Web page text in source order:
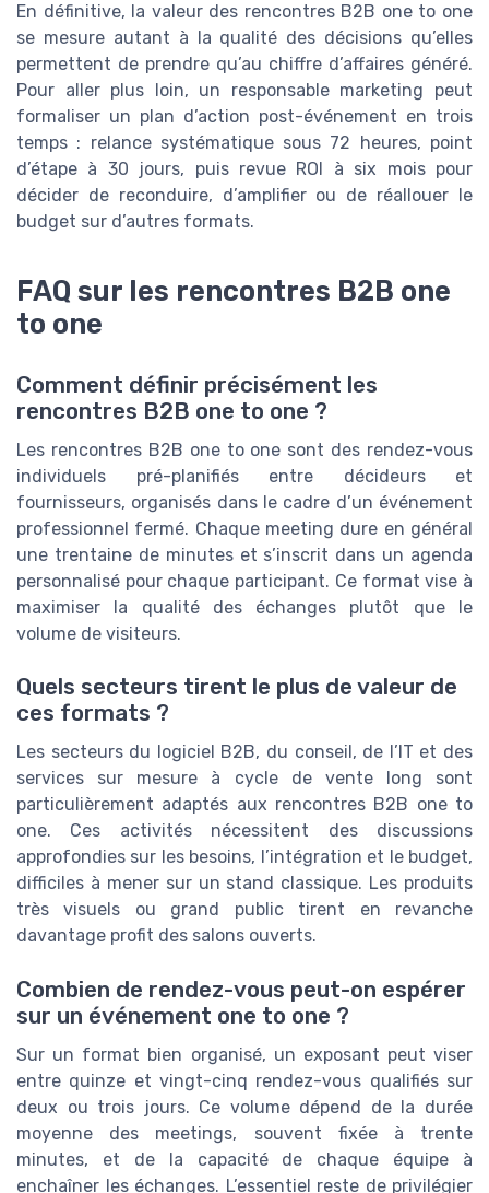
En définitive, la valeur des rencontres B2B one to one
se mesure autant à la qualité des décisions qu’elles
permettent de prendre qu’au chiffre d’affaires généré.
Pour aller plus loin, un responsable marketing peut
formaliser un plan d’action post-événement en trois
temps : relance systématique sous 72 heures, point
d’étape à 30 jours, puis revue ROI à six mois pour
décider de reconduire, d’amplifier ou de réallouer le
budget sur d’autres formats.
FAQ sur les rencontres B2B one
to one
Comment définir précisément les
rencontres B2B one to one ?
Les rencontres B2B one to one sont des rendez-vous
individuels pré-planifiés entre décideurs et
fournisseurs, organisés dans le cadre d’un événement
professionnel fermé. Chaque meeting dure en général
une trentaine de minutes et s’inscrit dans un agenda
personnalisé pour chaque participant. Ce format vise à
maximiser la qualité des échanges plutôt que le
volume de visiteurs.
Quels secteurs tirent le plus de valeur de
ces formats ?
Les secteurs du logiciel B2B, du conseil, de l’IT et des
services sur mesure à cycle de vente long sont
particulièrement adaptés aux rencontres B2B one to
one. Ces activités nécessitent des discussions
approfondies sur les besoins, l’intégration et le budget,
difficiles à mener sur un stand classique. Les produits
très visuels ou grand public tirent en revanche
davantage profit des salons ouverts.
Combien de rendez-vous peut-on espérer
sur un événement one to one ?
Sur un format bien organisé, un exposant peut viser
entre quinze et vingt-cinq rendez-vous qualifiés sur
deux ou trois jours. Ce volume dépend de la durée
moyenne des meetings, souvent fixée à trente
minutes, et de la capacité de chaque équipe à
enchaîner les échanges. L’essentiel reste de privilégier